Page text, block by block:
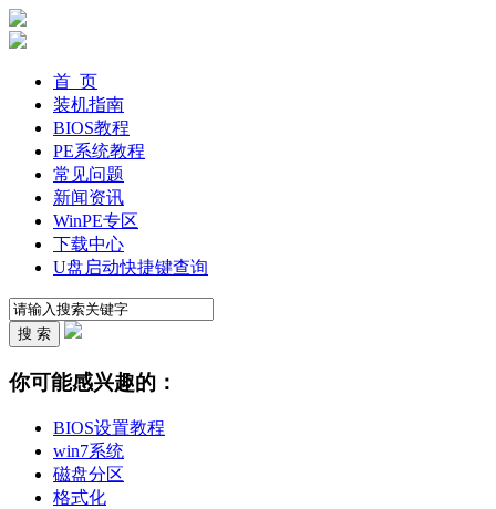
首 页
装机指南
BIOS教程
PE系统教程
常见问题
新闻资讯
WinPE专区
下载中心
U盘启动快捷键查询
你可能感兴趣的：
BIOS设置教程
win7系统
磁盘分区
格式化